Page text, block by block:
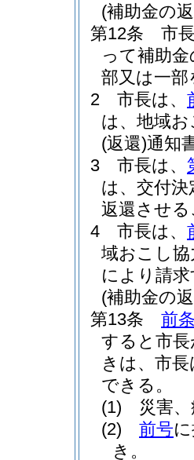
(補助金の
第12条
市
って補助
部又は一
2
市長は、
は、地域
(返還)通知
3
市長は、
は、交付
返還させ
4
市長は、
域おこし協
により請
(補助金の
第13条
前
すると市
きは、市
できる。
(1)
災害
(2)
前号
き。